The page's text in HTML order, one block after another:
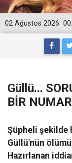
02 Ağustos 2026
Güllü...
BİR
Şüpheli şekilde
Güllü'nün
Hazırlanan